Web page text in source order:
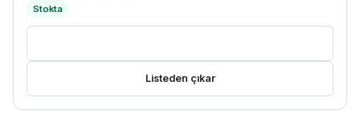
Stokta
Listeden çıkar